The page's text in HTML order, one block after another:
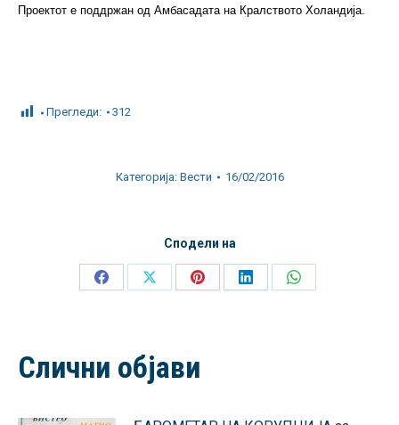
Проектот е поддржан од Амбасадата на Кралството Холандија.
Прегледи: 312
Категорија: Вести 16/02/2016
Сподели на
Share
Share
Share
Share
Share
Слични објави